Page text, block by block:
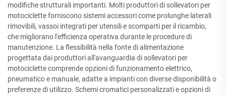
modifiche strutturali importanti. Molti produttori di sollevatori per
motociclette forniscono sistemi accessori come prolunghe laterali
rimovibili, vassoi integrati per utensili e scomparti per il ricambio,
che migliorano l'efficienza operativa durante le procedure di
manutenzione. La flessibilità nella fonte di alimentazione
progettata dai produttori all'avanguardia di sollevatori per
motociclette comprende opzioni di funzionamento elettrico,
pneumatico e manuale, adatte a impianti con diverse disponibilità o
preferenze di utilizzo. Schemi cromatici personalizzati e opzioni di